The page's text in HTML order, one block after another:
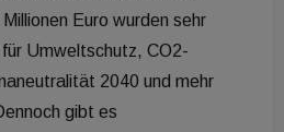
Euro wurden sehr
Umweltschutz, CO2-
2040 und mehr
gibt es